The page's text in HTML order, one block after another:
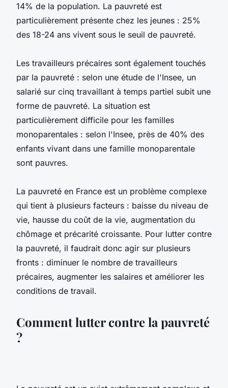
14% de la population. La pauvreté est
particulièrement présente chez les jeunes : 25%
des 18-24 ans vivent sous le seuil de pauvreté.
Les travailleurs précaires sont également touchés
par la pauvreté : selon une étude de l'Insee, un
salarié sur cinq travaillant à temps partiel subit une
forme de pauvreté. La situation est
particulièrement difficile pour les familles
monoparentales : selon l'Insee, près de 40% des
enfants vivant dans une famille monoparentale
sont pauvres.
La pauvreté en France est un problème complexe
qui tient à plusieurs facteurs : baisse du niveau de
vie, hausse du coût de la vie, augmentation du
chômage et précarité croissante. Pour lutter contre
la pauvreté, il faudrait donc agir sur plusieurs
fronts : diminuer le nombre de travailleurs
précaires, augmenter les salaires et améliorer les
conditions de travail.
Comment lutter contre la pauvreté
?